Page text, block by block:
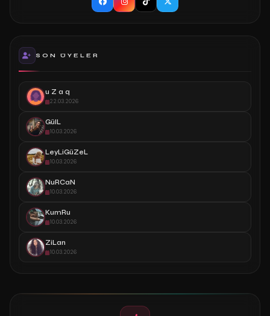
SON ÜYELER
u Z a q
22.03.2026
GülL
10.03.2026
LeyLiGüZeL
10.03.2026
NuRCaN
10.03.2026
KumRu
10.03.2026
ZiLan
10.03.2026